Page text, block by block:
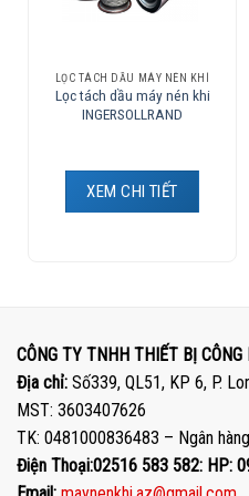
LỌC TÁCH DẦU MÁY NÉN KHÍ
Lọc tách dầu máy nén khi
INGERSOLLRAND
XEM CHI TIẾT
CÔNG TY TNHH THIẾT BỊ
Địa chỉ: Số339, QL51, KP 6, P.
MST: 3603407626
TK: 0481000836483 – Ngân
Điện Thoại:02516 583 582: HP: